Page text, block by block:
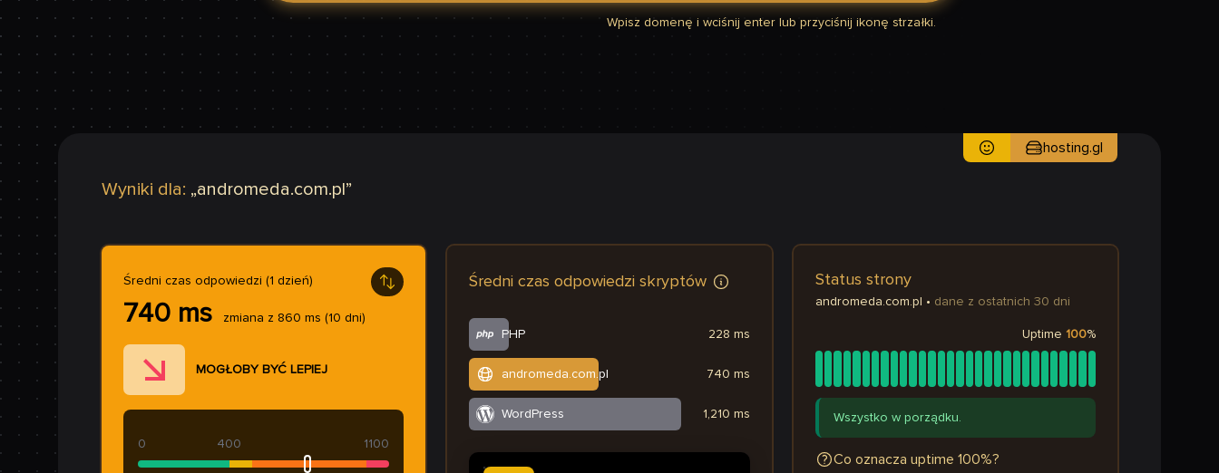
Wpisz domenę i wciśnij enter lub przyciśnij ikonę strzałki.
Wyniki dla: „andromeda.com.pl ”
hosting.gl
Średni czas odpowiedzi (1 dzień)
740 ms zmiana z 860 ms (10 dni)
MOGŁOBY BYĆ LEPIEJ
400
0 1100
Średni czas odpowiedzi skryptów
PHP
andromeda.com.pl
WordPress
228 ms
740 ms
1,210 ms
Status strony
andromeda.com.pl • dane z ostatnich 30 dni
Uptime 100%
Wszystko w porządku.
Co oznacza uptime 100%?